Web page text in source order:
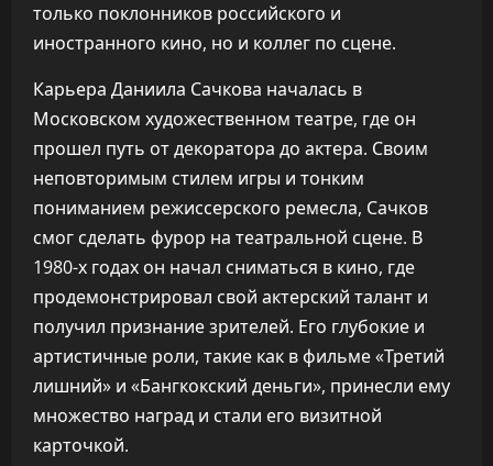
только поклонников российского и
иностранного кино, но и коллег по сцене.
Карьера Даниила Сачкова началась в
Московском художественном театре, где он
прошел путь от декоратора до актера. Своим
неповторимым стилем игры и тонким
пониманием режиссерского ремесла, Сачков
смог сделать фурор на театральной сцене. В
1980-х годах он начал сниматься в кино, где
продемонстрировал свой актерский талант и
получил признание зрителей. Его глубокие и
артистичные роли, такие как в фильме «Третий
лишний» и «Бангкокский деньги», принесли ему
множество наград и стали его визитной
карточкой.